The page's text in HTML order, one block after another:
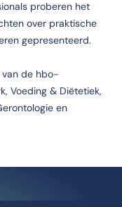
proberen het
over praktische
gepresenteerd.
van de hbo-
Voeding & Diëtetiek,
en